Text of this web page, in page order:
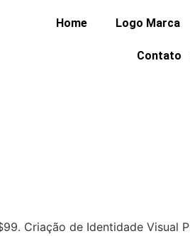
Home Logo Marca
Contato
Criação de Identidade Visual